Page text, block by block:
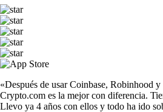
«Después de usar Coinbase, Robinhood
Crypto.com es la mejor con diferencia.
Llevo ya 4 años con ellos y todo ha ido